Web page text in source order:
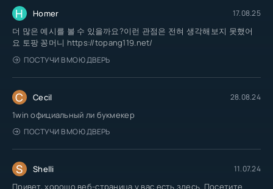
H Homer 17.08.25
더 많은 예시를 볼 수 있을까요?이런 관점은 전혀 생각해보지 못했어
요 토팡 꽁머니 https://topang119.net/
ПОСТУЧИ В МОЮ ДВЕРЬ
C Cecil 28.08.24
1win официальный ли букмекер
ПОСТУЧИ В МОЮ ДВЕРЬ
S Shelli 11.07.24
Привет, хорошо веб-страница у вас есть здесь. Посетите